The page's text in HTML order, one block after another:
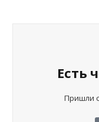
Есть
Пришли